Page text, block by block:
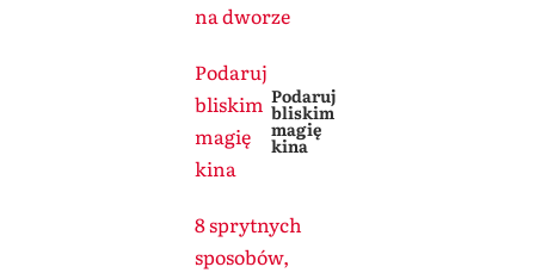
na dworze
Podaruj
bliskim
magię
kina
Podaruj
bliskim
magię
kina
8 sprytnych
sposobów,